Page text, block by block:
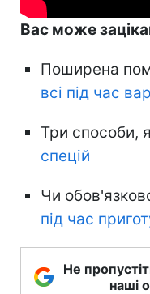
Вас може
Поширена
всі під час
Три способи,
спецій
Чи
під час
Не
наші